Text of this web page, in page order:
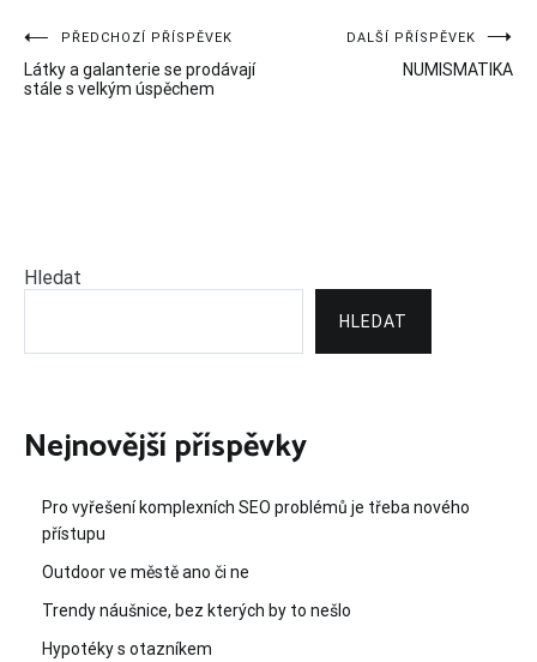
Navigace
pro
PŘEDCHOZÍ PŘÍSPĚVEK
Látky a galanterie se prodávají
stále s velkým úspěchem
DALŠÍ PŘÍSPĚVEK
NUMISMATIKA
Hledat
HLEDAT
Nejnovější příspěvky
Pro vyřešení komplexních SEO problémů je třeba nového
přístupu
Outdoor ve městě ano či ne
Trendy náušnice, bez kterých by to nešlo
Hypotéky s otazníkem